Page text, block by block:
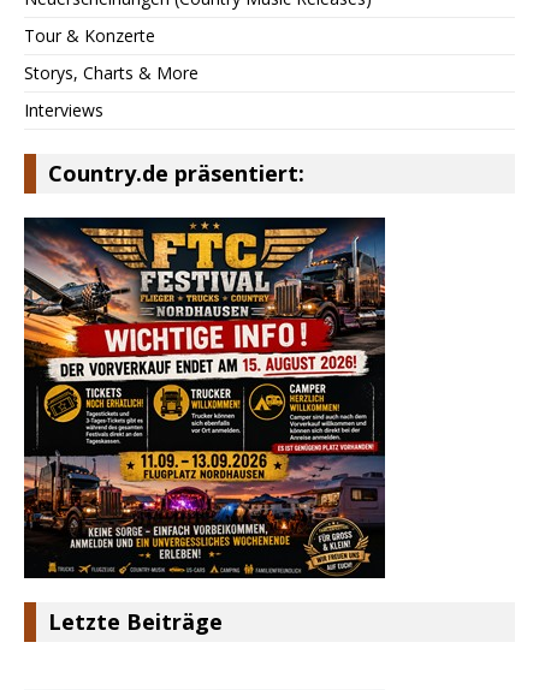
Tour & Konzerte
Storys, Charts & More
Interviews
Country.de präsentiert:
Letzte Beiträge